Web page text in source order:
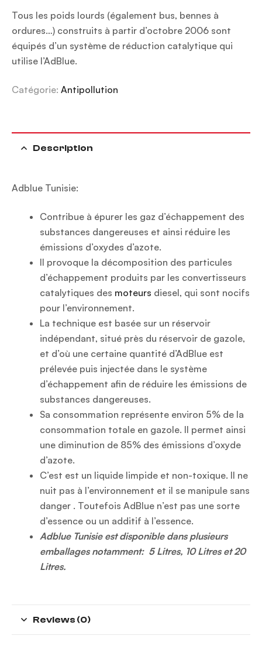
Tous les poids lourds (également bus, bennes à
ordures…) construits à partir d’octobre 2006 sont
équipés d’un système de réduction catalytique qui
utilise l’AdBlue.
Catégorie: Antipollution
Description
Adblue Tunisie:
Contribue à épurer les gaz d’échappement des
substances dangereuses et ainsi réduire les
émissions d’oxydes d’azote.
Il provoque la décomposition des particules
d’échappement produits par les convertisseurs
catalytiques des moteurs diesel, qui sont nocifs
pour l’environnement.
La technique est basée sur un réservoir
indépendant, situé près du réservoir de gazole,
et d’où une certaine quantité d’AdBlue est
prélevée puis injectée dans le système
d’échappement afin de réduire les émissions de
substances dangereuses.
Sa consommation représente environ 5% de la
consommation totale en gazole. Il permet ainsi
une diminution de 85% des émissions d’oxyde
d’azote.
C’est est un liquide limpide et non-toxique. Il ne
nuit pas à l’environnement et il se manipule sans
danger . Toutefois AdBlue n’est pas une sorte
d’essence ou un additif à l’essence.
Adblue Tunisie est disponible dans plusieurs
emballages notamment: 5 Litres, 10 Litres et 20
Litres.
Reviews (0)